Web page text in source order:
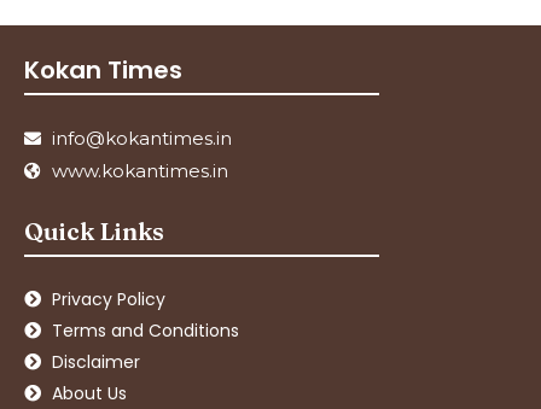
Kokan Times
info@kokantimes.in
www.kokantimes.in
Quick Links
Privacy Policy
Terms and Conditions
Disclaimer
About Us